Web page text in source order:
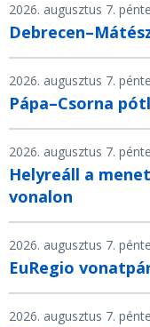
2026. augusztus 7.
2026. augusztus 7.
Pápa–Csorna
2026. augusztus 7.
Helyreáll a
vonalon
2026. augusztus 7.
EuRegio
2026. augusztus 7.